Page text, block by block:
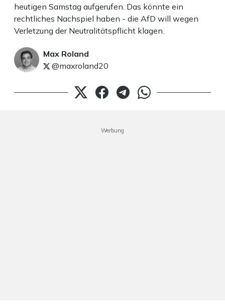
heutigen Samstag aufgerufen. Das könnte ein
rechtliches Nachspiel haben - die AfD will wegen
Verletzung der Neutralitätspflicht klagen.
Max Roland
@maxroland20
Werbung